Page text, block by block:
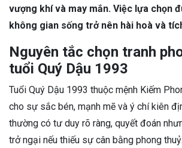
vượng khí và may mắn. Việc lựa chọn
không gian sống trở nên hài hoà và
Nguyên tắc chọn tranh
tuổi Quý Dậu 1993
Tuổi Quý Dậu 1993 thuộc mệnh Kiếm
cho sự sắc bén, mạnh mẽ và ý chí kiên
thường có tư duy rõ ràng, quyết đoán
trở ngại nếu thiếu sự cân bằng phong